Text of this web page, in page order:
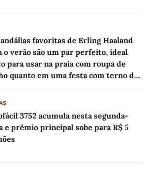
favoritas de Erling Haaland
o verão são um par perfeito, ideal
para usar na praia com roupa de
quanto em uma festa com terno de
3752 acumula nesta segunda-
e prêmio principal sobe para R$ 5